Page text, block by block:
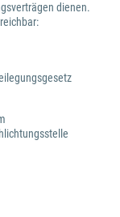
dienen.